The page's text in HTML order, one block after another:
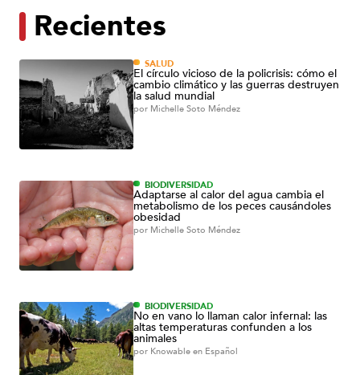
Recientes
SALUD
El círculo vicioso de la policrisis: cómo el
cambio climático y las guerras destruyen
la salud mundial
por Michelle Soto Méndez
BIODIVERSIDAD
Adaptarse al calor del agua cambia el
metabolismo de los peces causándoles
obesidad
por Michelle Soto Méndez
BIODIVERSIDAD
No en vano lo llaman calor infernal: las
altas temperaturas confunden a los
animales
por Knowable en Español